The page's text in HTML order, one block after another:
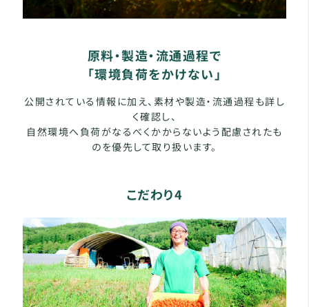
原料・製造・流通過程で
「環境負荷をかけない」
公開されている情報に加え、素材や製造・流通過程も詳し
く確認し、
自然環境へ負荷がなるべくかからないよう配慮されたも
のを優先して取り扱います。
こだわり4